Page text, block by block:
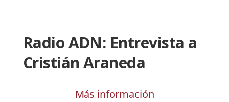
Radio ADN: Entrevista a
Cristián Araneda
Más información